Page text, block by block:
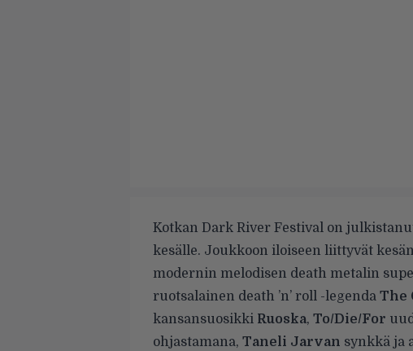
Kotkan Dark River Festival on
kesälle. Joukkoon iloiseen liittyvät
modernin melodisen death metalin
ruotsalainen death ’n’ roll -legenda The
kansansuosikki Ruoska, To/Die/For
ohjastamana, Taneli Jarvan synkkä ja